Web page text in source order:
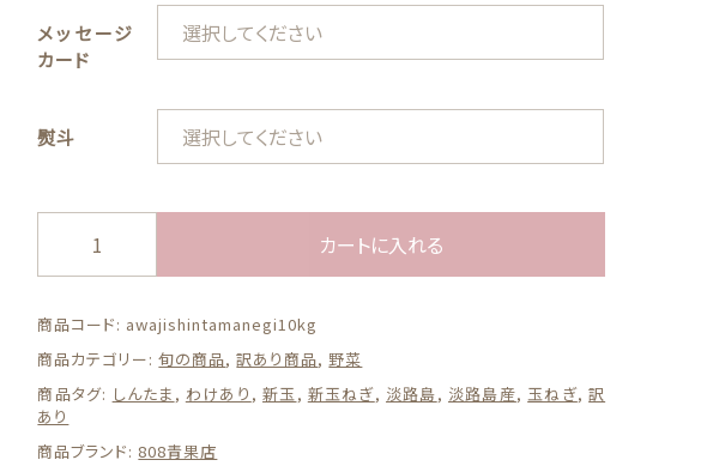
メッセージ
カード
熨斗
料】
庫
県
淡
路
カートに入れる
商品コード: awajishintamanegi10kg
商品カテゴリー:旬の商品,訳あり商品,野菜
商品タグ: しんたま , わけあり ,新玉, 新玉ねぎ, 淡路島, 淡路島産,玉ねぎ,訳
あり
商品ブランド: 808青果店